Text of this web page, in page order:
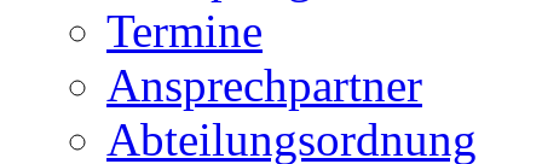
Termine
Ansprechpartner
Abteilungsordnung